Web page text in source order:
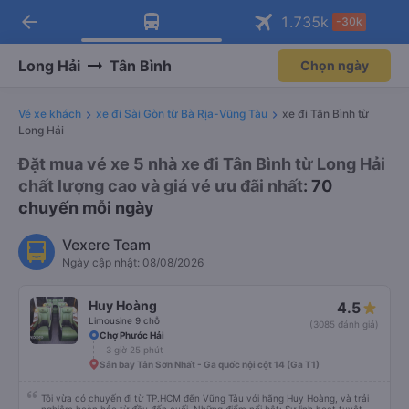
Tải app Vexere ngay!
Nhận ưu đãi thành viên độc
Mở app
Tải app Vexere
-30k/ghế khi đặt vé máy bay qua
Mở app
arrow_back 1.735k -30k
Long Hải Tân Bình Chọn ngày
Vé xe khách xe đi Sài Gòn từ Bà Rịa-Vũng Tàu
xe đi Tân Bình từ
Long Hải
Đặt mua vé xe 5 nhà xe đi Tân Bình từ Long Hải
chất lượng cao và giá vé ưu đãi nhất: 70
chuyến mỗi ngày
Vexere Team
Ngày cập nhật: 08/08/2026
Huy Hoàng
Limousine 9 chỗ
4.5
(3085 đánh giá)
Chợ Phước Hải
3 giờ 25 phút
Sân bay Tân Sơn Nhất - Ga quốc nội cột 14 (Ga T1)
Tôi vừa có chuyến đi từ TP.HCM đến Vũng Tàu với hãng Huy Hoàng, và trải